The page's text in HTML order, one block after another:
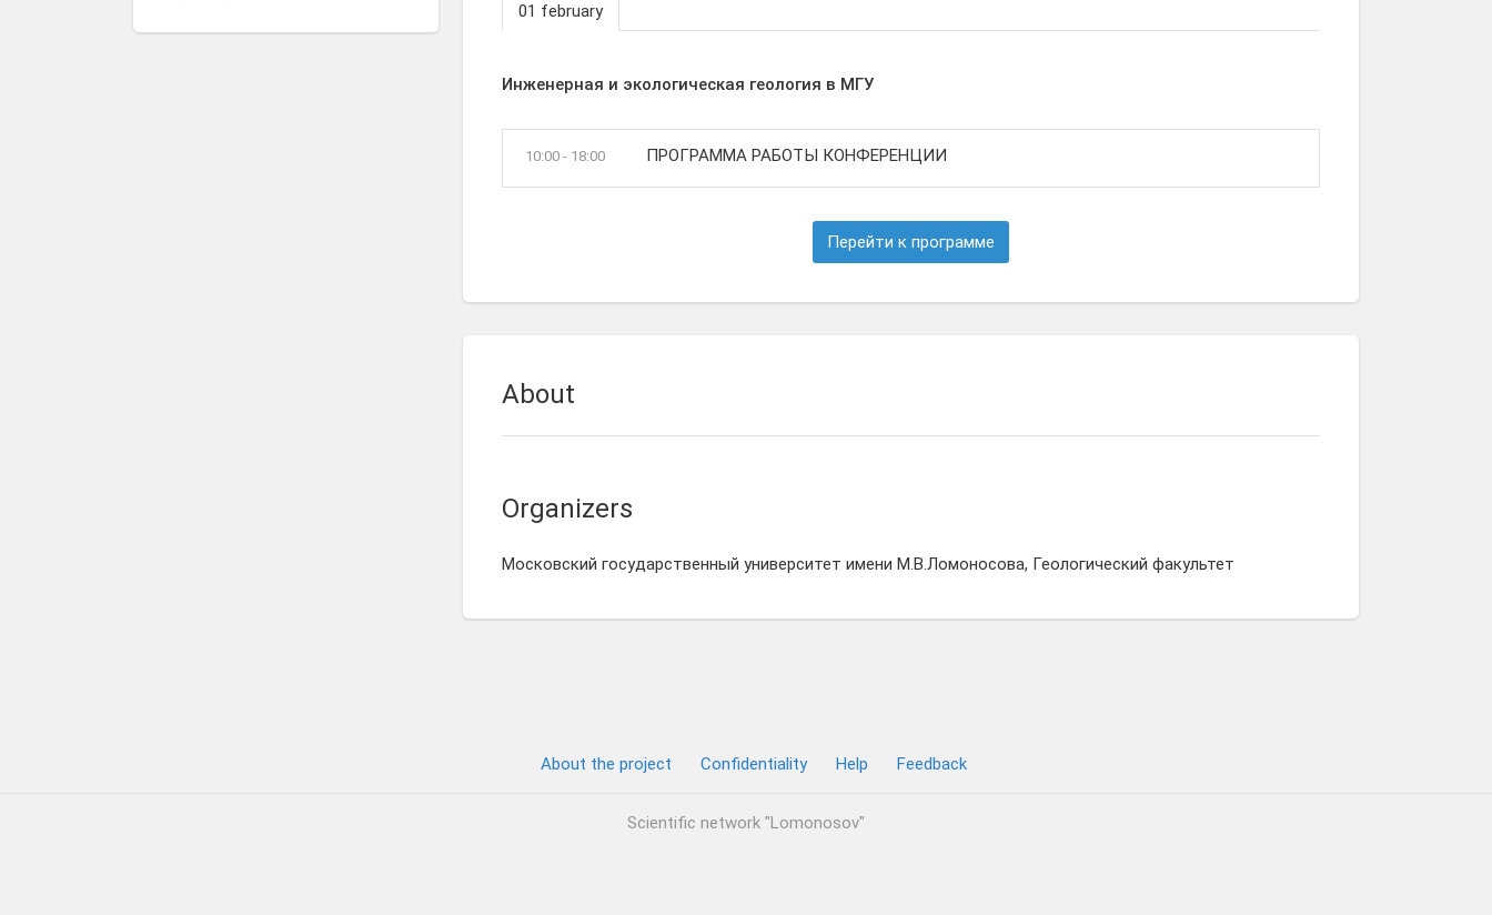
01 february
Инженерная и экологическая геология в МГУ
10:00 - 18:00 ПРОГРАММА РАБОТЫ КОНФЕРЕНЦИИ
Перейти к программе
About
Organizers
Московский государственный университет имени М.В.Ломоносова, Геологический факультет
About the project Confidentiality Help Feedback
Scientific network "Lomonosov"